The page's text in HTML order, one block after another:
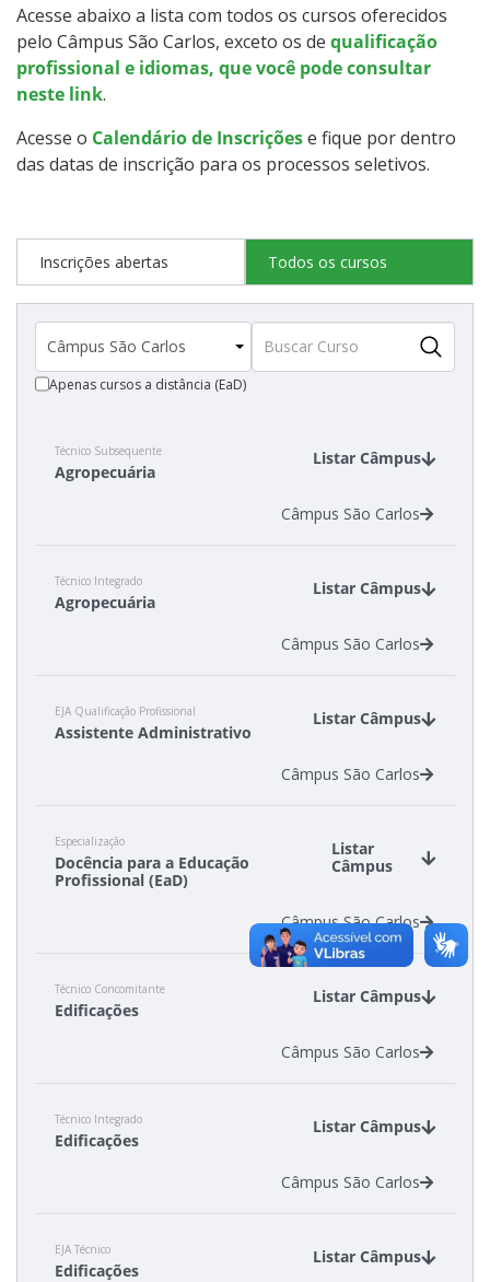
Graduação
Especialização
Educação a Distância
Processo de Inscrição
Resultados
Como posso estudar no IFSC?
Processos Seletivos
Inscrições e acompanhamento
Provas e Gabaritos
Estatísticas dos Processos Seletivos
Acesse abaixo a lista com todos os cursos oferecidos
pelo Câmpus São Carlos, exceto os de qualificação
profissional e idiomas, que você pode consultar
neste link.
Acesse o Calendário de Inscriçõese fique por dentro
das datas de inscrição para os processos seletivos.
Inscrições abertas Todos os cursos
Apenas cursos a distância (EaD)
Técnico Subsequente
Agropecuária
Listar Câmpus
Câmpus São Carlos
Técnico Integrado
Agropecuária
Listar Câmpus
Câmpus São Carlos
EJA Qualificação Profissional
Assistente Administrativo
Listar Câmpus
Câmpus São Carlos
Especialização
Docência para a Educação
Profissional (EaD)
Listar
Câmpus
Câmpus São Carlos
Técnico Concomitante
Edificações
Listar Câmpus
Câmpus São Carlos
Técnico Integrado
Edificações
Listar Câmpus
Câmpus São Carlos
EJA Técnico
Edificações
Listar Câmpus